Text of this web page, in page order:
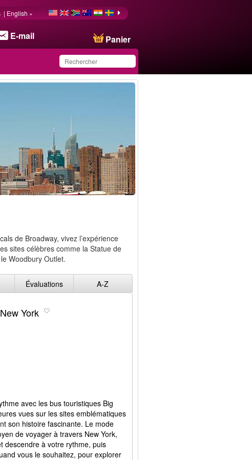
E-mail Panier
| English »
de Broadway, vivez l’expérience
sites célèbres comme la Statue de
Woodbury Outlet.
Évaluations A-Z
York
avec les bus touristiques Big
vues sur les sites emblématiques
son histoire fascinante. Le mode
de voyager à travers New York,
descendre à votre rythme, puis
vous le souhaitez, pour explorer